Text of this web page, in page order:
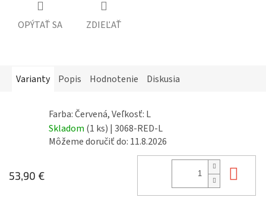
OPÝTAŤ SA ZDIEĽAŤ
Varianty Popis Hodnotenie Diskusia
Farba: Červená, Veľkosť: L
Skladom (1 ks) | 3068-RED-L
Môžeme doručiť do: 11.8.2026
53,90 €